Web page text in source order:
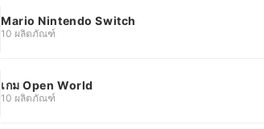
Mario Nintendo Switch
10 ผลิตภัณฑ์
เกม Open World
10 ผลิตภัณฑ์